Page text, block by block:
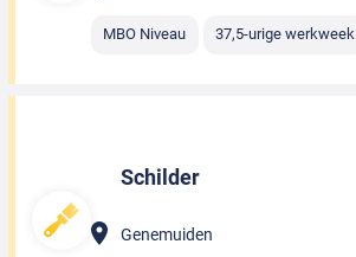
MBO Niveau 37,5-urige werkweek
Schilder
Genemuiden